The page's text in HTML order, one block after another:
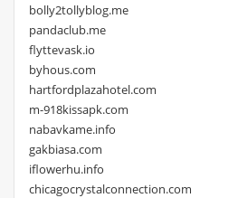
bolly2tollyblog.me
pandaclub.me
flyttevask.io
byhous.com
hartfordplazahotel.com
m-918kissapk.com
nabavkame.info
gakbiasa.com
iflowerhu.info
chicagocrystalconnection.com